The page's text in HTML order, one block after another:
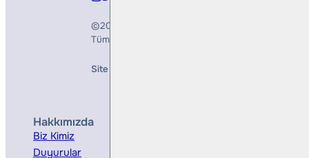
©2026
Tüm Hakları Saklıdır
Site Creation & Technology by
Hakkımızda
Biz Kimiz
Duyurular